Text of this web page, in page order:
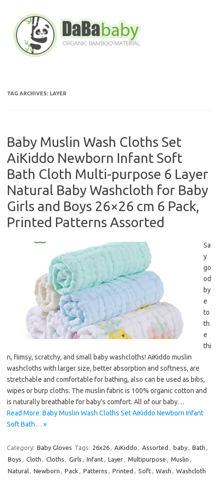
content
TAG ARCHIVES: LAYER
Baby Muslin Wash Cloths Set
AiKiddo Newborn Infant Soft
Bath Cloth Multi-purpose 6 Layer
Natural Baby Washcloth for Baby
Girls and Boys 26×26 cm 6 Pack,
Printed Patterns Assorted
Sa
y
go
od
by
e
to
th
e
thi
n, flimsy, scratchy, and small baby washcloths! AiKiddo muslin
washcloths with larger size, better absorption and softness, are
stretchable and comfortable for bathing, also can be used as bibs,
wipes or burp cloths. The muslin fabric is 100% organic cotton and
is naturally breathable for baby’s comfort. All of our baby…
Read More: Baby Muslin Wash Cloths Set AiKiddo Newborn Infant
Soft Bath… »
Category: Baby Gloves Tags: 26x26, AiKiddo , Assorted , baby, Bath ,
Boys , Cloth , Cloths , Girls , Infant, Layer, Multipurpose , Muslin ,
Natural, Newborn , Pack , Patterns , Printed , Soft, Wash , Washcloth